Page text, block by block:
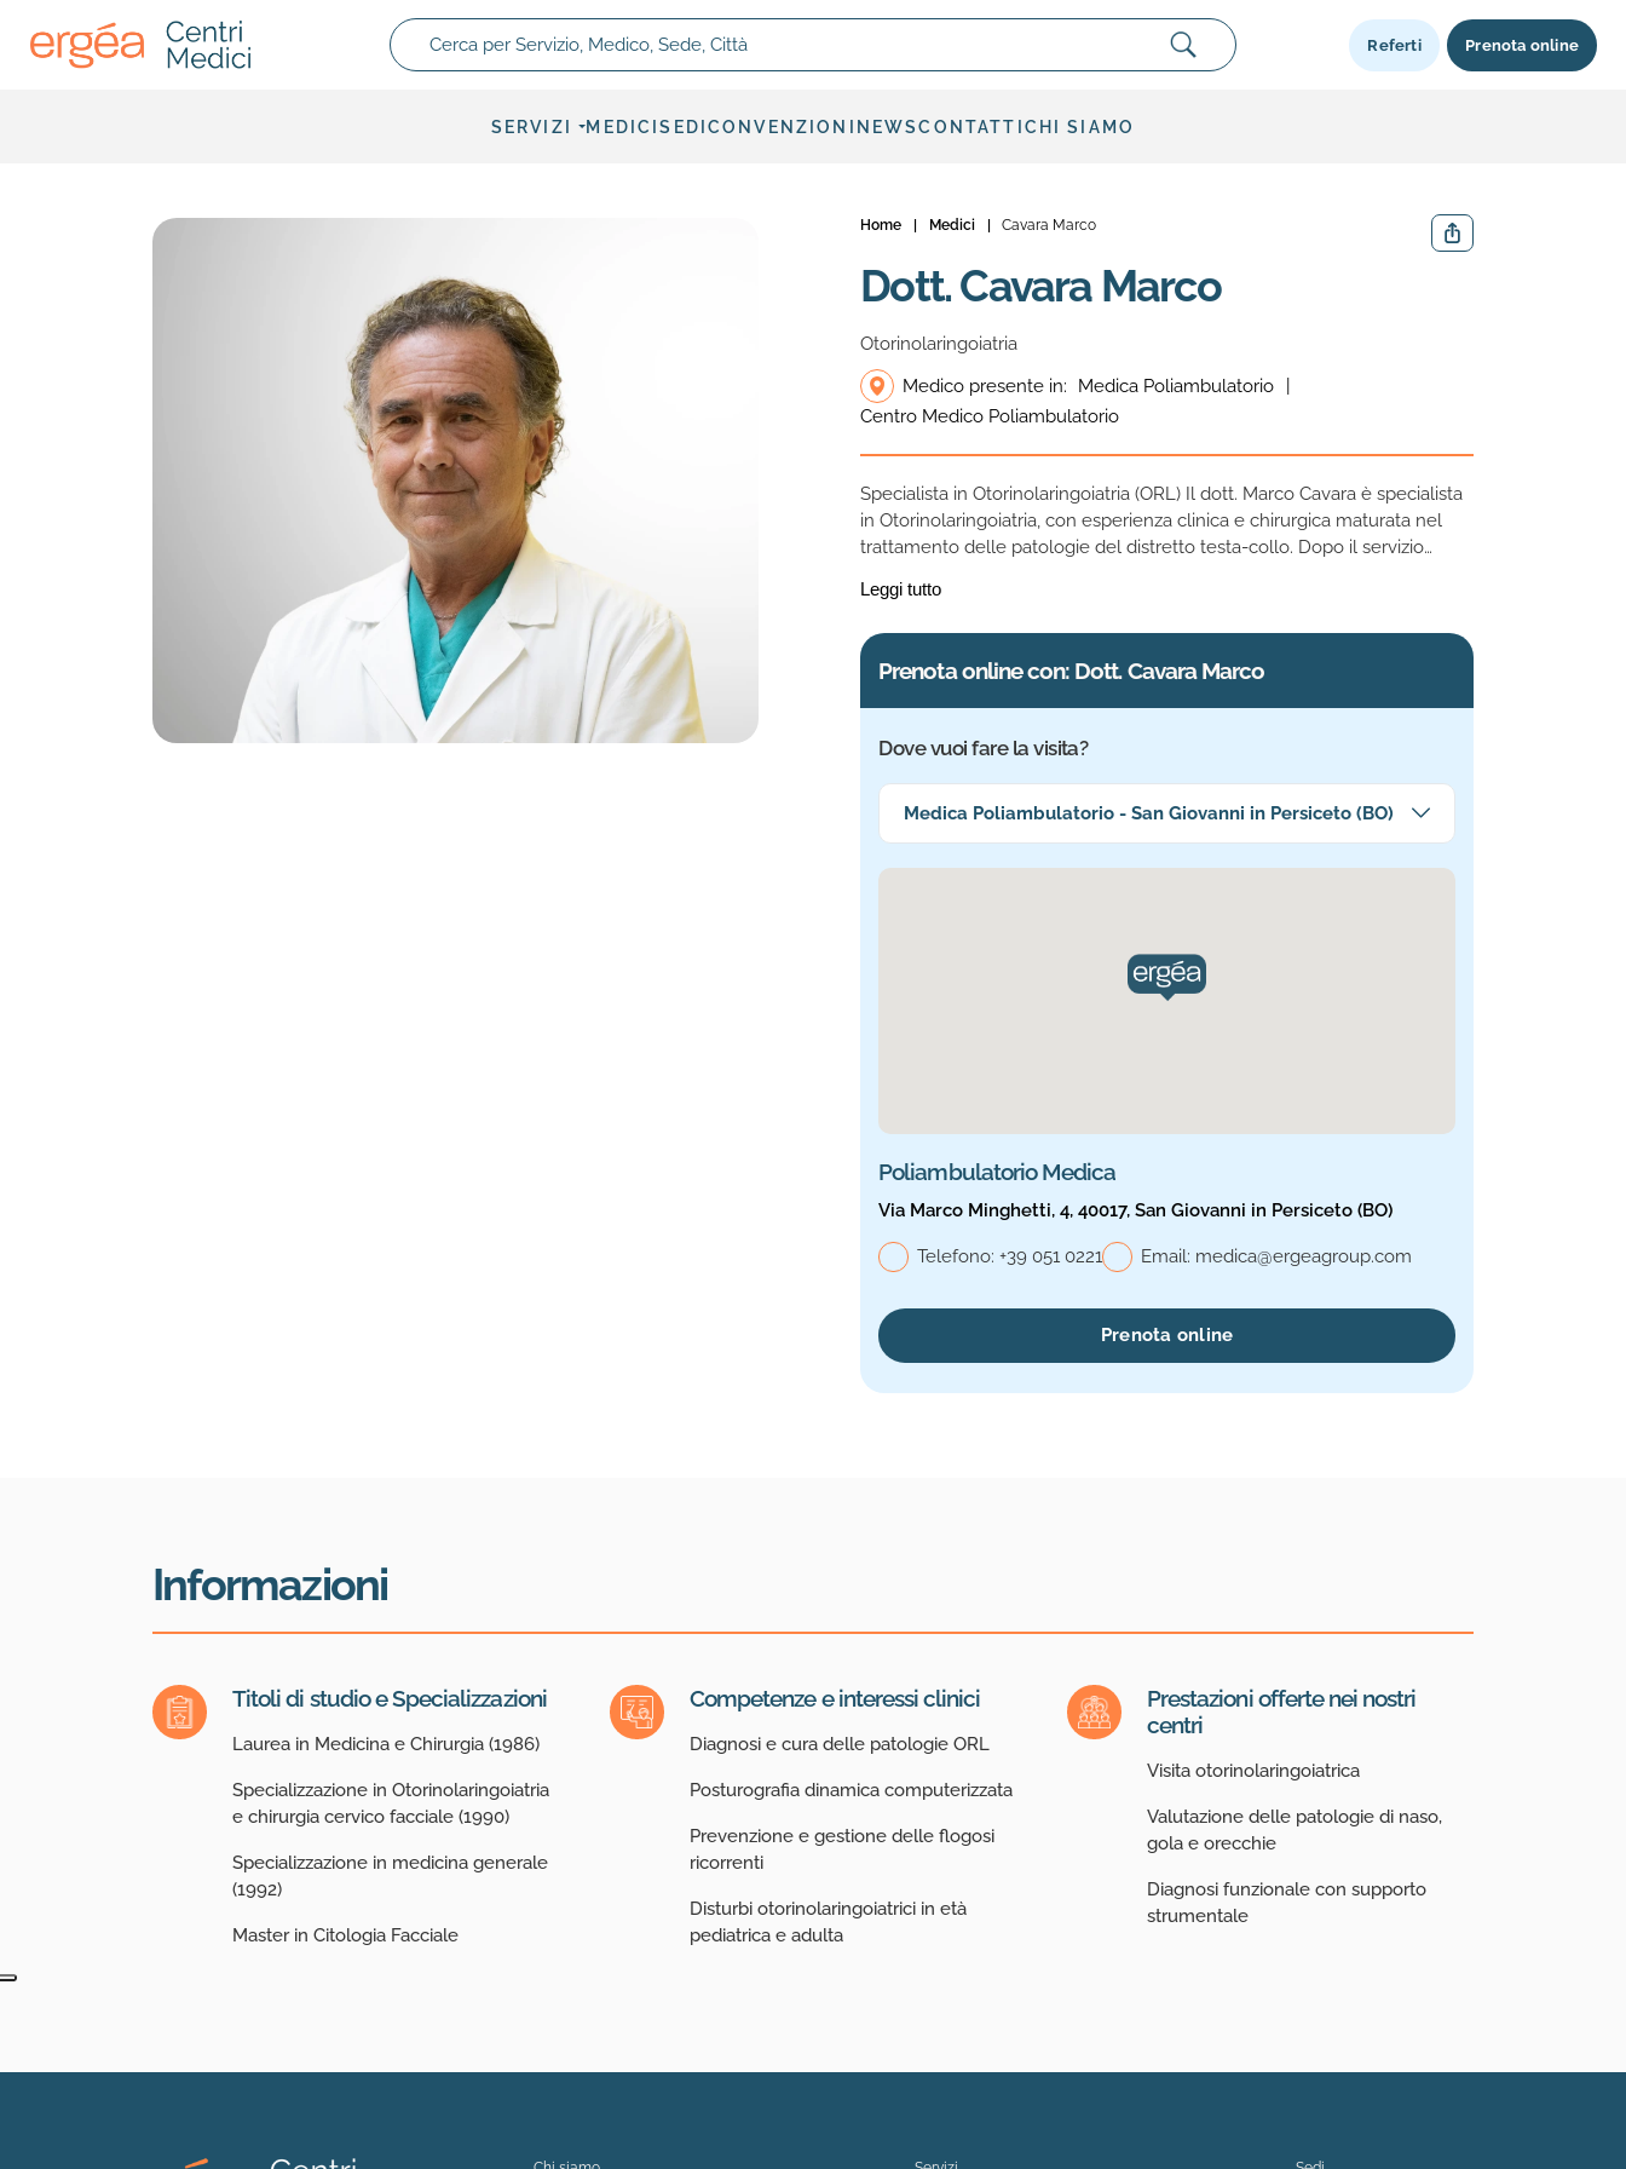
Cerca per Servizio, Medico, Sede, Città
Referti Prenota online
SERVIZI MEDICISEDI CONVENZIONI NEWSCONTATTI CHI SIAMO
Home Medici Cavara Marco Condividi
Dott. Cavara Marco
Otorinolaringoiatria
Medico presente in:
Medica Poliambulatorio
Centro Medico Poliambulatorio
Specialista in Otorinolaringoiatria (ORL) Il dott. Marco Cavara è specialista
in Otorinolaringoiatria, con esperienza clinica e chirurgica maturata nel
trattamento delle patologie del distretto testa-collo. Dopo il servizio
Bologna, diretto dal prof. Laudadio, occupandosi in particolare di
Leggi tutto
Prenota online con: Dott. Cavara Marco
Dove vuoi fare la visita?
Seleziona la sede più vicina a te
Medica Poliambulatorio - San Giovanni in Persiceto (BO)
Poliambulatorio Medica
Via Marco Minghetti, 4, 40017, San Giovanni in Persiceto (BO)
Telefono:Telefono, Medica
+39 051 0221 Email: medica@ergeagroup.com
Prenota online
Informazioni
Titoli di studio e Specializzazioni
Laurea in Medicina e Chirurgia (1986)
Specializzazione in Otorinolaringoiatria
e chirurgia cervico facciale (1990)
Specializzazione in medicina generale
(1992)
Master in Citologia Facciale
Competenze e interessi clinici
Diagnosi e cura delle patologie ORL
Posturografia dinamica computerizzata
Prevenzione e gestione delle flogosi
ricorrenti
Disturbi otorinolaringoiatrici in età
pediatrica e adulta
Prestazioni offerte nei nostri
centri
Visita otorinolaringoiatrica
Valutazione delle patologie di naso,
gola e orecchie
Diagnosi funzionale con supporto
strumentale